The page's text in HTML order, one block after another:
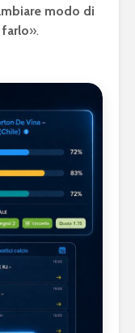
modo di
».